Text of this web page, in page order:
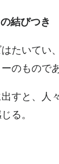
結びつき
たいてい
のものであ
すと、人
る。